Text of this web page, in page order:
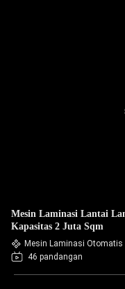
Mesin Laminasi Lantai
Kapasitas 2 Juta Sqm
Mesin Laminasi Otomatis
46 pandangan